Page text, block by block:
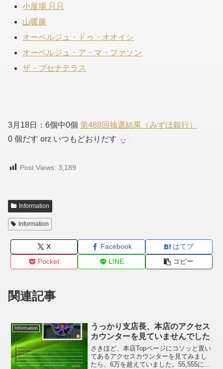
小屋場 只只
山暖簾
オーベルジュ・ドゥ・オオイシ
オーベルジュ・ア・マ・ファソン
ザ・ブセナテラス
3月18日：6個中0個 第488回抽選結果（みずほ銀行）
0 個だす orz いつもどおりだす
Post Views: 3,189
Information
Information
X Facebook
はてブ
Pocket
LINE コピー
関連記事
Information
うっかり支店長、本店のアクセス
カウンターを見ていませんでした
さきほど、本店Topページにコソッと置い
てあるアクセスカウンターを見てみまし
たら、6万を超えていました。55,555にな